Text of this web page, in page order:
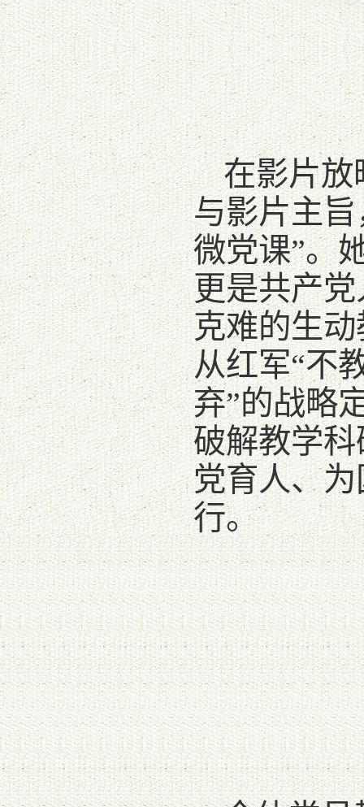
在影片放
与影片主
微党课”。
更是共产
克难的生
从红军“不
弃”的战略
破解教学
党育人、
行。